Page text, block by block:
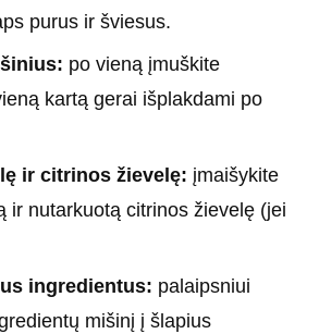
purus ir šviesus.
po vieną įmuškite
kartą gerai išplakdami po
ir citrinos žievelę: įmaišykite
ir nutarkuotą citrinos žievelę (jei
ingredientus: palaipsniui
mišinį į šlapius